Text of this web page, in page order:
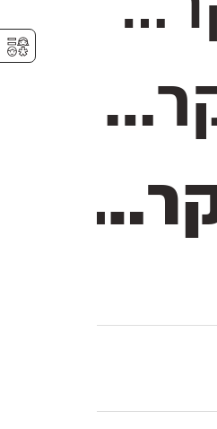
־
־
⚥︎